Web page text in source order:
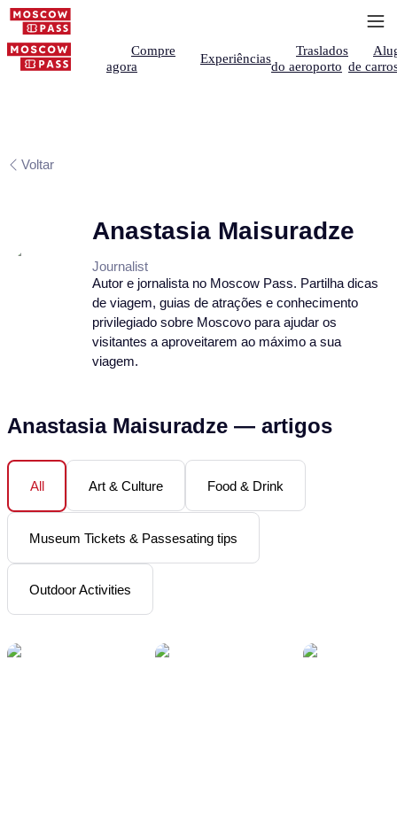
Compre
agora
Experiências
Traslados
do aeroporto de
Voltar
Anastasia Maisuradze
Journalist
Autor e jornalista no Moscow Pass. Partilha dicas
de viagem, guias de atrações e conhecimento
privilegiado sobre Moscovo para ajudar os
visitantes a aproveitarem ao máximo a sua
viagem.
Anastasia Maisuradze — artigos
All Art & Culture Food & Drink
Museum Tickets & Passesating tips
Outdoor Activities